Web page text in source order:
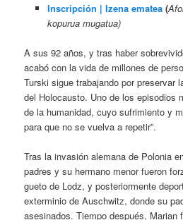
Inscripción | Izena ematea(
kopurua mugatua)
A sus 92 años, y tras haber
acabó con la vida de millones de
Turski sigue trabajando por preservar
del Holocausto. Uno de los episodios
de la humanidad, cuyo sufrimiento y
para que no se vuelva a repetir”.
Tras la invasión alemana de Polonia
padres y su hermano menor fueron
gueto de Lodz, y posteriormente
exterminio de Auschwitz, donde su
asesinados. Tiempo después, Marian